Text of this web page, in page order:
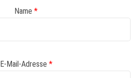
Name*
E-Mail-Adresse *